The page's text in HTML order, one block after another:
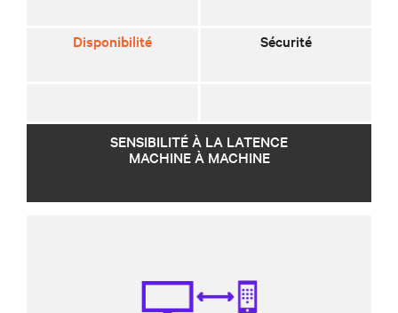
Disponibilité Sécurité
SENSIBILITÉ À LA LATENCE
MACHINE À MACHINE